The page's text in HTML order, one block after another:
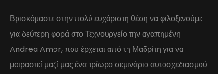
Βρισκόμαστε στην πολύ ευχάριστη θέση να φιλοξενούμε
για δεύτερη φορά στο Τεχνουργείο την αγαπημένη
Andrea Amor, που έρχεται από τη Μαδρίτη για να
μοιραστεί μαζί μας ένα τρίωρο σεμινάριο αυτοσχεδιασμού